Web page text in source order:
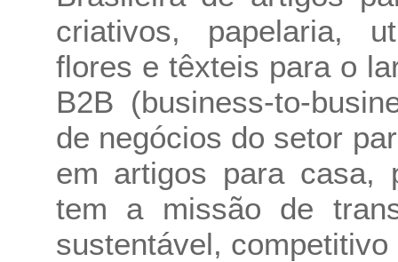
criativos, papelaria,
flores e têxteis para o
B2B (business-to-
de negócios do setor
em artigos para casa,
tem a missão de
sustentável, competitivo